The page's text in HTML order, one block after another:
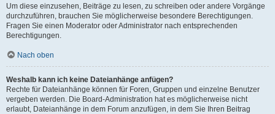
Um diese einzusehen, Beiträge zu lesen, zu schreiben oder andere Vorgänge
durchzuführen, brauchen Sie möglicherweise besondere Berechtigungen.
Fragen Sie einen Moderator oder Administrator nach entsprechenden
Berechtigungen.
Nach oben
Weshalb kann ich keine Dateianhänge anfügen?
Rechte für Dateianhänge können für Foren, Gruppen und einzelne Benutzer
vergeben werden. Die Board-Administration hat es möglicherweise nicht
erlaubt, Dateianhänge in dem Forum anzufügen, in dem Sie Ihren Beitrag